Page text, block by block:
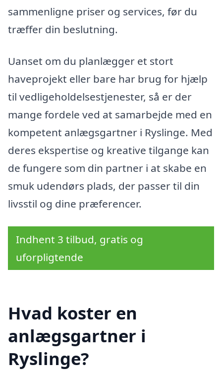
sammenligne priser og services, før du
træffer din beslutning.
Uanset om du planlægger et stort
haveprojekt eller bare har brug for hjælp
til vedligeholdelsestjenester, så er der
mange fordele ved at samarbejde med en
kompetent anlægsgartner i Ryslinge. Med
deres ekspertise og kreative tilgange kan
de fungere som din partner i at skabe en
smuk udendørs plads, der passer til din
livsstil og dine præferencer.
Indhent 3 tilbud, gratis og
uforpligtende
Hvad koster en
anlægsgartner i
Ryslinge?